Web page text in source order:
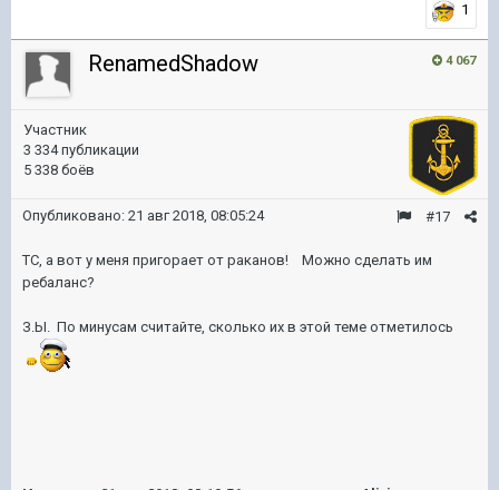
1
4 067
RenamedShadow
Участник
3 334 публикации
5 338 боёв
#17
Опубликовано: 21 авг 2018, 08:05:24
ТС, а вот у меня пригорает от раканов! Можно сделать им
ребаланс?
З.Ы. По минусам считайте, сколько их в этой теме отметилось